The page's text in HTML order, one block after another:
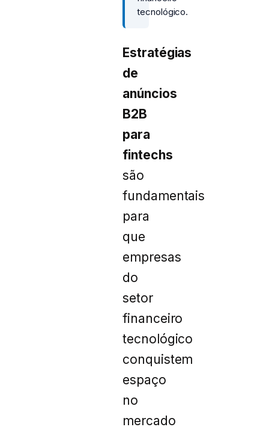
tecnológico.
Estratégias
de
anúncios
B2B
para
fintechs
são
fundamentais
para
que
empresas
do
setor
financeiro
tecnológico
conquistem
espaço
no
mercado